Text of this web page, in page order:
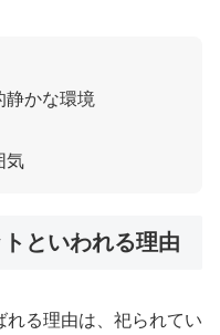
静かな環境
気
といわれる理由
る理由は、祀られてい